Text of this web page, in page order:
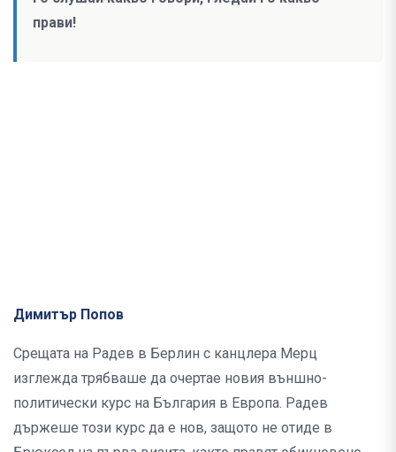
прави!
Димитър Попов
Срещата на Радев в Берлин с канцлера Мерц
изглежда трябваше да очертае новия външно-
политически курс на България в Европа. Радев
държеше този курс да е нов, защото не отиде в